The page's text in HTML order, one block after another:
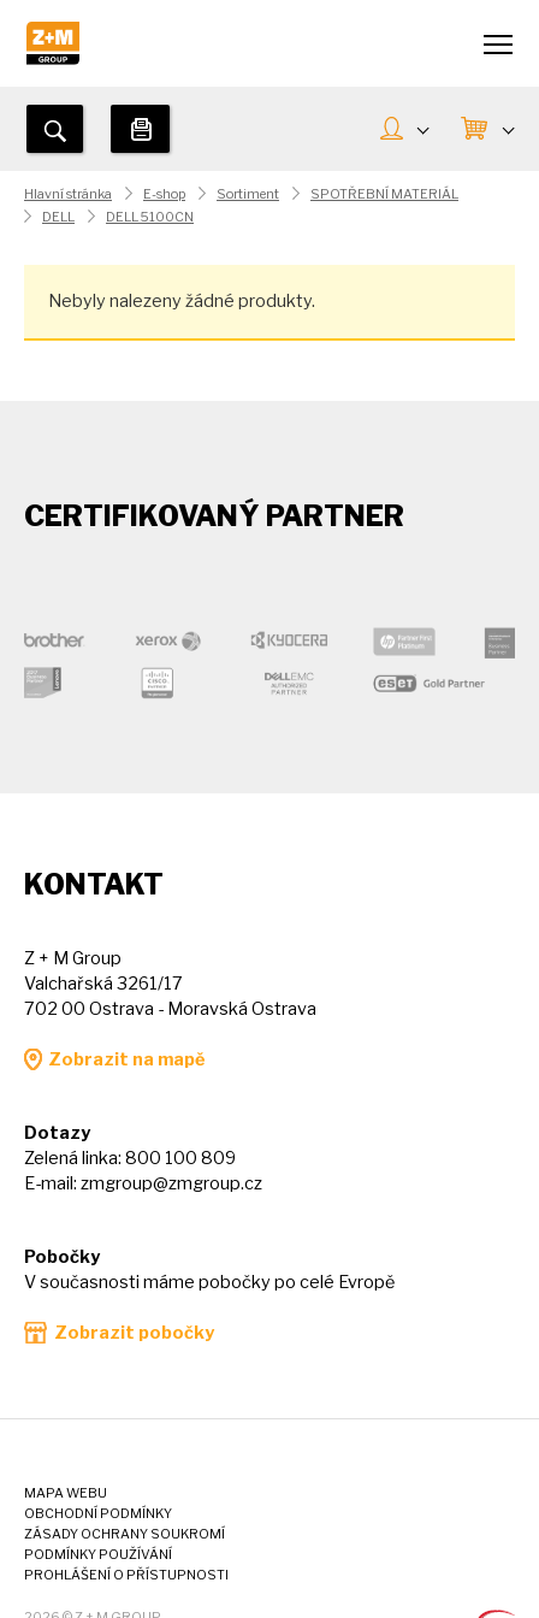
Hlavní stránka E-shop Sortiment
SPOTŘEBNÍ MATERIÁL
DELL
DELL 5100CN
Nebyly nalezeny žádné produkty.
CERTIFIKOVANÝ PARTNER
KONTAKT
Z + M Group
Valchařská 3261/17
702 00 Ostrava - Moravská Ostrava
Zobrazit na mapě
Dotazy
Zelená linka: 800 100 809
E-mail: zmgroup@zmgroup.cz
Pobočky
V současnosti máme pobočky po celé Evropě
Zobrazit pobočky
MAPA WEBU
OBCHODNÍ PODMÍNKY
ZÁSADY OCHRANY SOUKROMÍ
PODMÍNKY POUŽÍVÁNÍ
PROHLÁŠENÍ O PŘÍSTUPNOSTI